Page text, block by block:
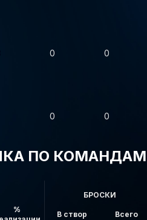
0 0
0 0
ПО КОМАНДАМ
%
БРОСКИ
В створ Всего